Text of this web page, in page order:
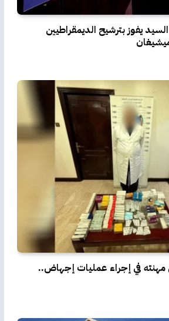
يفوز بترشيح الديمقراطيين
في إجراء عمليات إجهاض..